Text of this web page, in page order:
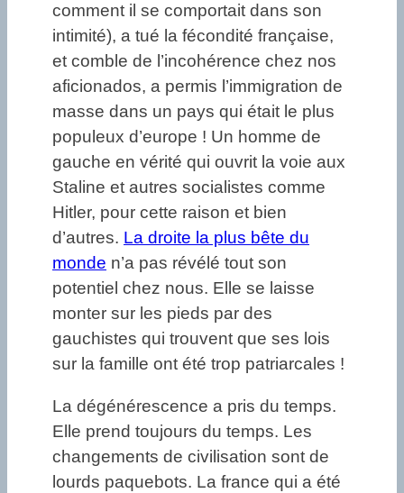
comment il se comportait dans son
intimité), a tué la fécondité française,
et comble de l’incohérence chez nos
aficionados, a permis l’immigration de
masse dans un pays qui était le plus
populeux d’europe ! Un homme de
gauche en vérité qui ouvrit la voie aux
Staline et autres socialistes comme
Hitler, pour cette raison et bien
d’autres. La droite la plus bête du
monde n’a pas révélé tout son
potentiel chez nous. Elle se laisse
monter sur les pieds par des
gauchistes qui trouvent que ses lois
sur la famille ont été trop patriarcales !
La dégénérescence a pris du temps.
Elle prend toujours du temps. Les
changements de civilisation sont de
lourds paquebots. La france qui a été